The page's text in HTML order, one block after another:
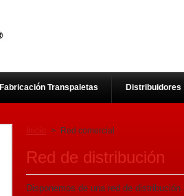
Inicio > Red comercial
Red de distribución
Disponemos de una red de
Fabricación Transpaletas Distribuidores